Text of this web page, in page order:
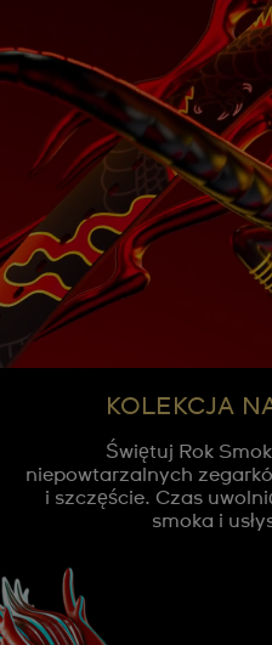
KOLEKCJA
Świętuj Rok
niepowtarzalnych
i szczęście. Czas
smoka i